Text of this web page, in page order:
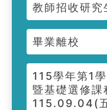
教師招收研究
畢業離校
115學年第1
暨基礎選修課
115.09.04(